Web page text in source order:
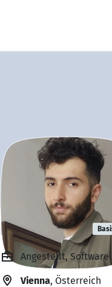
Botan Celik
Angestellt, Software
Vienna, Österreich